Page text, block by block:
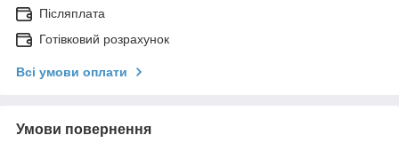
Післяплата
Готівковий розрахунок
Всі умови оплати
Умови повернення